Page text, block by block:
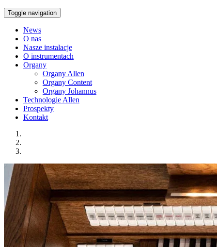
Toggle navigation
News
O nas
Nasze instalacje
O instrumentach
Organy
Organy Allen
Organy Content
Organy Johannus
Technologie Allen
Prospekty
Kontakt